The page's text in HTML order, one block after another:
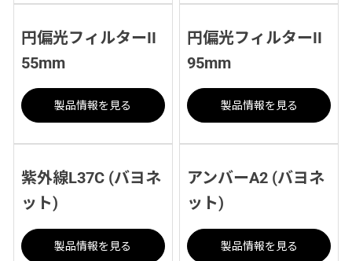
円偏光フィルターII
55mm
製品情報を見る
円偏光フィルターII
95mm
製品情報を見る
紫外線L37C (バヨネ
ット)
製品情報を見る
アンバーA2 (バヨネ
ット)
製品情報を見る